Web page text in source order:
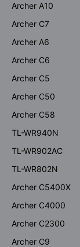
Archer A10
Archer C7
Archer A6
Archer C6
Archer C5
Archer C50
Archer C58
TL-WR940N
TL-WR902AC
TL-WR802N
Archer C5400X
Archer C4000
Archer C2300
Archer C9